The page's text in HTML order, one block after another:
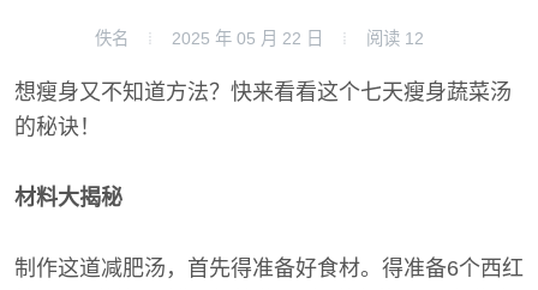
佚名 2025 年 05 月 22 日 阅读 12
想瘦身又不知道方法？快来看看这个七天瘦身蔬菜汤
的秘诀！
材料大揭秘
制作这道减肥汤，首先得准备好食材。得准备6个西红